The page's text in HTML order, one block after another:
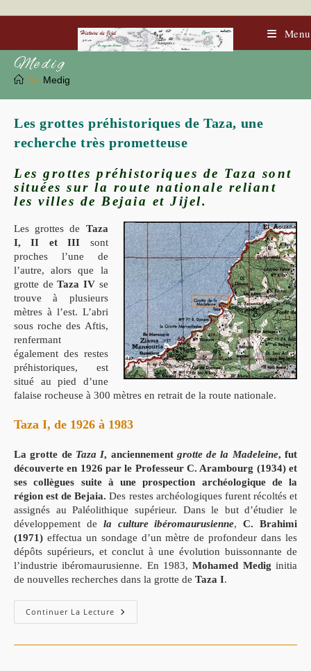
to
Menu
Medig
>> Medig
Les grottes préhistoriques de Taza, une
recherche très prometteuse
Les grottes préhistoriques de Taza sont
situées sur la route nationale reliant
les villes de Bejaia et Jijel.
Les grottes de Taza
I, II et III sont
proches l’une de
l’autre, alors que la
grotte deTaza IVse
trouve à plusieurs
mètres à l’est. L’abri
sous roche des Aftis,
renfermant
également des restes
préhistoriques, est
situé au pied d’une
falaise rocheuse à 300 mètres en retrait de la route nationale.
Taza I, de 1926 à 1983
La grotte de Taza I, anciennement grotte de la Madeleine, fut
découverte en 1926 par le Professeur C. Arambourg (1934) et
ses collègues suite à une prospection archéologique de la
région est de Bejaia. Des restes archéologiques furent récoltés et
assignés au Paléolithique supérieur. Dans le but d’étudier le
développement de la culture ibéromaurusienne,C. Brahimi
(1971) effectua un sondage d’un mètre de profondeur dans les
dépôts supérieurs, et conclut à une évolution buissonnante de
l’industrie ibéromaurusienne. En 1983,Mohamed Medig initia
de nouvelles recherches dans la grotte de Taza I.
Continuer La Lecture Les
Grottes